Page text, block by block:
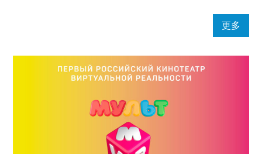
更多